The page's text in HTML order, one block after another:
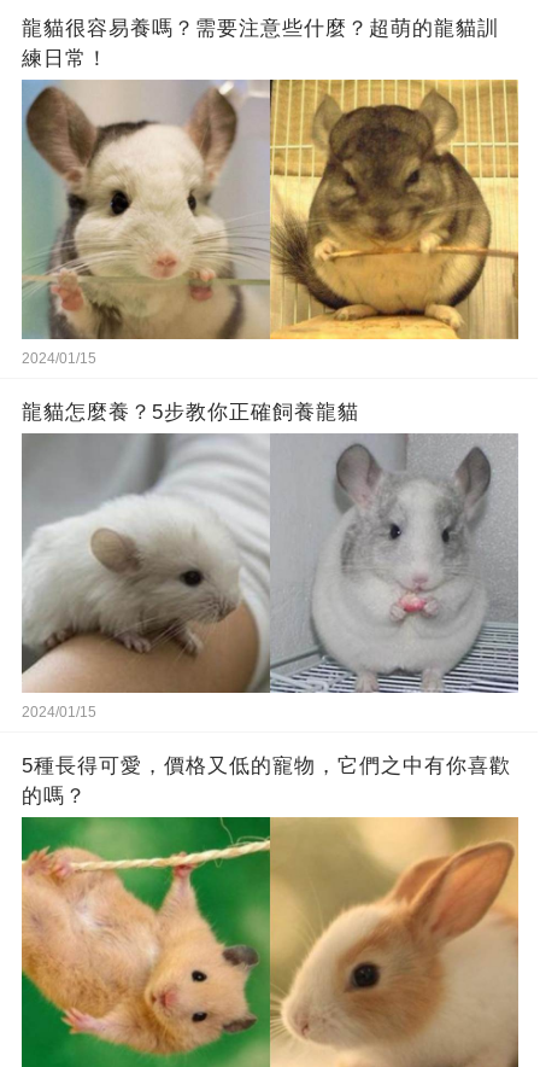
龍貓很容易養嗎？需要注意些什麼？超萌的龍貓訓
練日常！
2024/01/15
龍貓怎麼養？5步教你正確飼養龍貓
2024/01/15
5種長得可愛，價格又低的寵物，它們之中有你喜歡
的嗎？